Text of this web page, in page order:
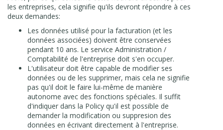
les entreprises, cela signifie qu'ils devront répondre à ces
deux demandes:
Les données utilisé pour la facturation (et les
données associées) doivent être conservées
pendant 10 ans. Le service Administration /
Comptabilité de l'entreprise doit s'en occuper.
L'utilisateur doit être capable de modifier ses
données ou de les supprimer, mais cela ne signifie
pas qu'il doit le faire lui-même de manière
autonome avec des fonctions spéciales. Il suffit
d'indiquer dans la Policy qu'il est possible de
demander la modification ou suppresion des
données en écrivant directement à l'entreprise.